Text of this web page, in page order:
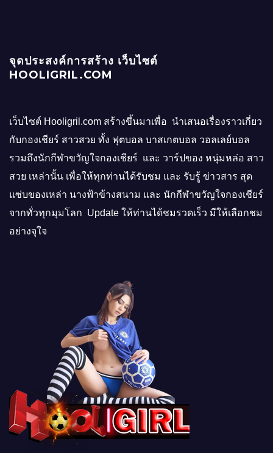
จุดประสงค์การสร้าง เว็บไซต์
HOOLIGRIL.COM
เว็บไซต์ Hooligril.com สร้างขึ้นมาเพื่อ นำเสนอเรื่องราวเกี่ยว
กับกองเชียร์ สาวสวย ทั้ง ฟุตบอล บาสเกตบอล วอลเลย์บอล
รวมถึงนักกีฬาขวัญใจกองเชียร์ และ วาร์ปของ หนุ่มหล่อ สาว
สวย เหล่านั้น เพื่อให้ทุกท่านได้รับชม และ รับรู้ ข่าวสาร สุด
แซ่บของเหล่า นางฟ้าข้างสนาม และ นักกีฬาขวัญใจกองเชียร์
จากทั่วทุกมุมโลก Update ให้ท่านได้ชมรวดเร็ว มีให้เลือกชม
อย่างจุใจ